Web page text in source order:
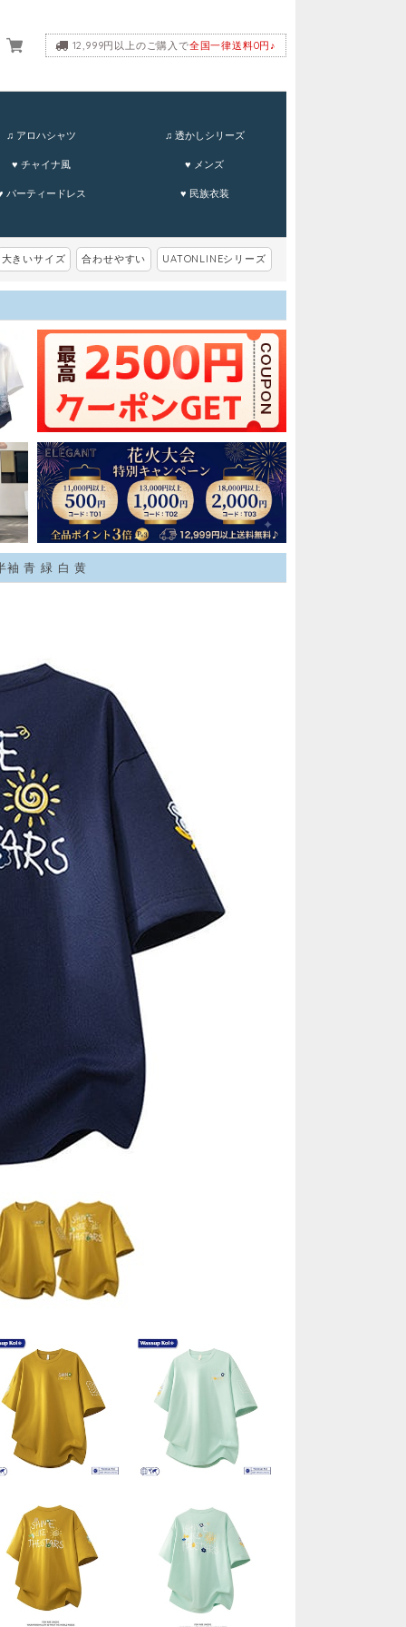
12,999円以上のご購入で全国一律送料0円♪
♫ アロハシャツ ♫ 透かしシリーズ
♥ チャイナ風 ♥ メンズ
パーティードレス ♥ 民族衣装
大きいサイズ 合わせやすい UATONLINEシリーズ
袖 青 緑 白 黄